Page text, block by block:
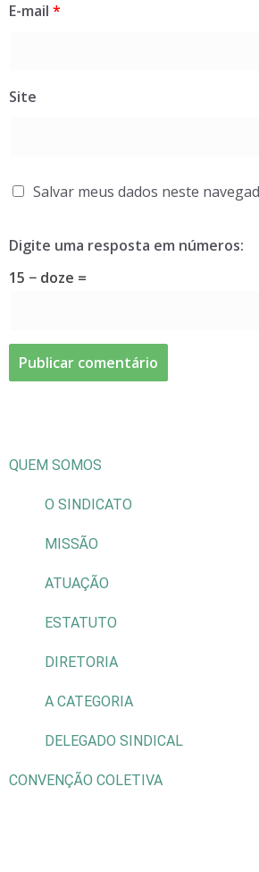
E-mail *
Site
Salvar meus dados neste
Digite uma resposta em números:
15 − doze =
QUEM SOMOS
O SINDICATO
MISSÃO
ATUAÇÃO
ESTATUTO
DIRETORIA
A CATEGORIA
DELEGADO SINDICAL
CONVENÇÃO COLETIVA